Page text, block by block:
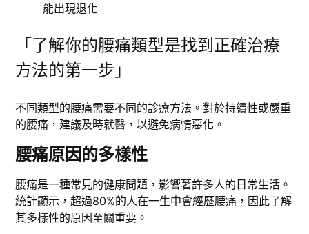
能出現退化
「了解你的腰痛類型是找到正確治療
方法的第一步」
不同類型的腰痛需要不同的診療方法。對於持續性或嚴重
的腰痛，建議及時就醫，以避免病情惡化。
腰痛原因的多樣性
腰痛是一種常見的健康問題，影響著許多人的日常生活。
統計顯示，超過80%的人在一生中會經歷腰痛，因此了解
其多樣性的原因至關重要。